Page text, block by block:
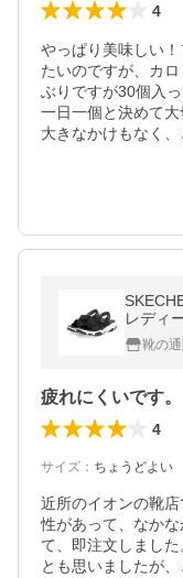
4
やっぱり美味しい
たいのですが、カ
ぶりですが30個入
一日一個と決めて大
大きなかけもなく、
レディ
ブズ靴の
疲れにくいです。
4
サイズ ： ちょうどよい
近所のイオンの靴
性があって、なか
て、即注文しまし
とも思いましたが